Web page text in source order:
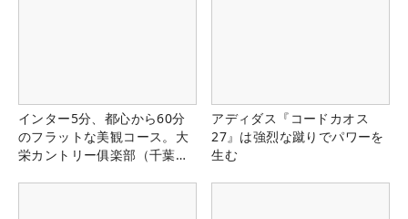
インター5分、都心から60分
のフラットな美観コース。大
栄カントリー俱楽部（千葉
アディダス『コードカオス
27』は強烈な蹴りでパワーを
生む